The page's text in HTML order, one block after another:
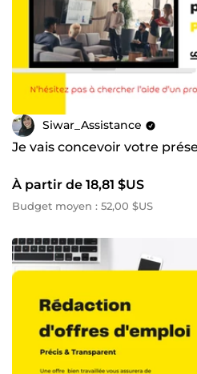
Siwar_Assistance
Je vais concevoir votre
À partir de 18,81 $US
Budget moyen : 52,00 $US